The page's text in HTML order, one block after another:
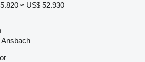
≈ US$ 52.930
Ansbach